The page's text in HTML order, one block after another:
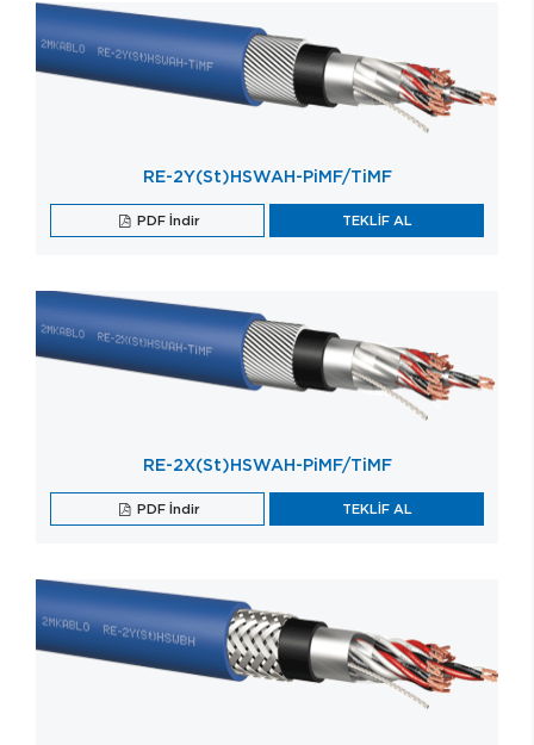
RE-2Y(St)HSWAH-PiMF/TiMF
PDF İndir TEKLİF AL
RE-2X(St)HSWAH-PiMF/TiMF
PDF İndir TEKLİF AL